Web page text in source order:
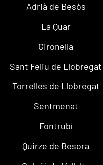
Adrià de Besòs
La Quar
Gironella
Sant Feliu de Llobregat
Torrelles de Llobregat
Sentmenat
Fontrubí
Quirze de Besora